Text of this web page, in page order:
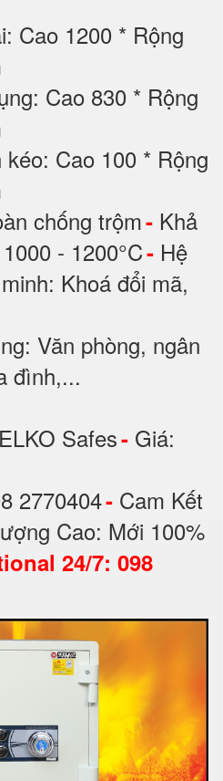
Cao 1200 * Rộng
Cao 830 * Rộng
Cao 100 * Rộng
chống trộm- Khả
- 1200°C- Hệ
Khoá đổi mã,
Văn phòng, ngân
đình,...
Safes- Giá:
2770404- Cam Kết
Cao: Mới 100%
24/7: 098